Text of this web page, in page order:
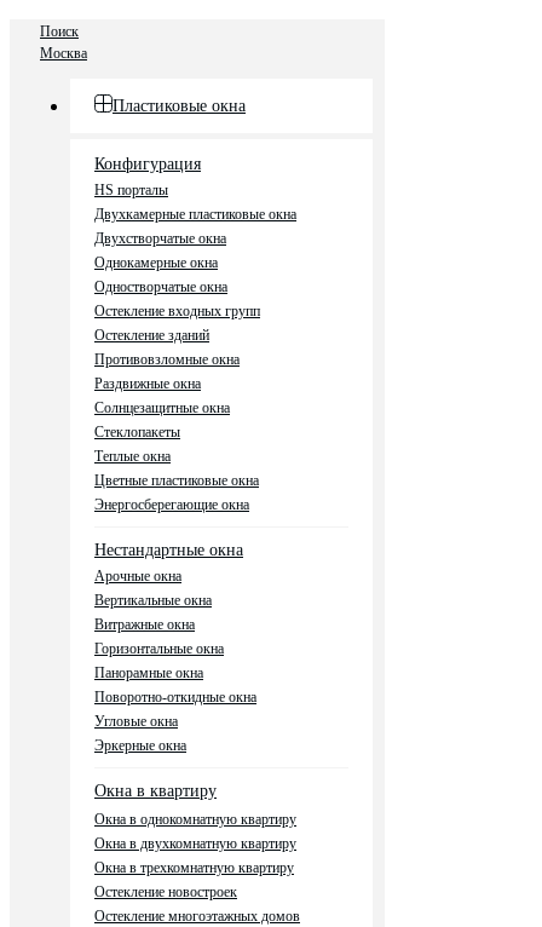
Поиск
Москва
Пластиковые окна
Конфигурация
HS порталы
Двухкамерные пластиковые окна
Двухстворчатые окна
Однокамерные окна
Одностворчатые окна
Остекление входных групп
Остекление зданий
Противовзломные окна
Раздвижные окна
Солнцезащитные окна
Стеклопакеты
Теплые окна
Цветные пластиковые окна
Энергосберегающие окна
Нестандартные окна
Арочные окна
Вертикальные окна
Витражные окна
Горизонтальные окна
Панорамные окна
Поворотно-откидные окна
Угловые окна
Эркерные окна
Окна в квартиру
Окна в однокомнатную квартиру
Окна в двухкомнатную квартиру
Окна в трехкомнатную квартиру
Остекление новостроек
Остекление многоэтажных домов